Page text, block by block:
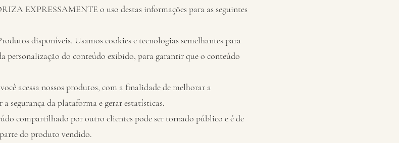
EXPRESSAMENTE o uso destas informações para as seguintes
disponíveis. Usamos cookies e tecnologias semelhantes para
personalização do conteúdo exibido, para garantir que o conteúdo
acessa nossos produtos, com a finalidade de melhorar a
segurança da plataforma e gerar estatísticas.
compartilhado por outro clientes pode ser tornado público e é de
do produto vendido.